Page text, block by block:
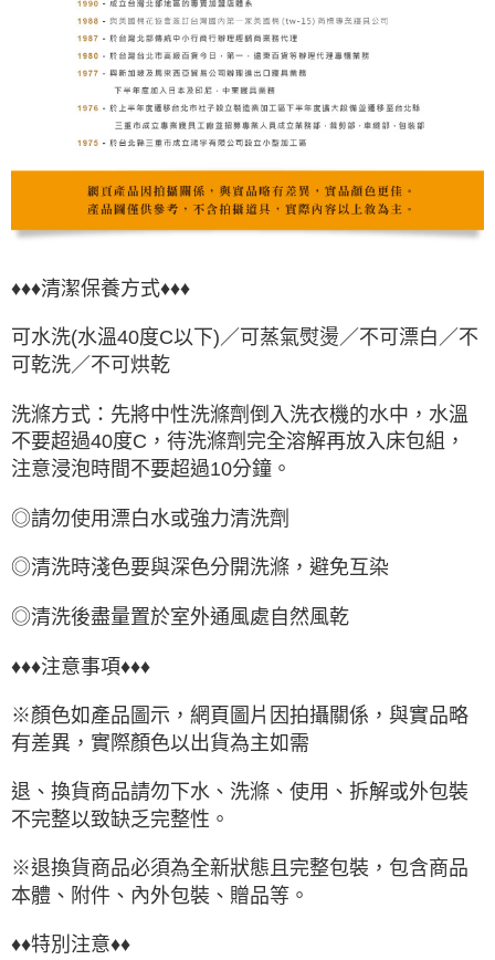
♦♦♦清潔保養方式♦♦♦
可水洗(水溫40度C以下)／可蒸氣熨燙／不可漂白／不
可乾洗／不可烘乾
洗滌方式：先將中性洗滌劑倒入洗衣機的水中，水溫
不要超過40度C，待洗滌劑完全溶解再放入床包組，
注意浸泡時間不要超過10分鐘。
◎請勿使用漂白水或強力清洗劑
◎清洗時淺色要與深色分開洗滌，避免互染
◎清洗後盡量置於室外通風處自然風乾
♦♦♦注意事項♦♦♦
※顏色如產品圖示，網頁圖片因拍攝關係，與實品略
有差異，實際顏色以出貨為主如需
退、換貨商品請勿下水、洗滌、使用、拆解或外包裝
不完整以致缺乏完整性。
※退換貨商品必須為全新狀態且完整包裝，包含商品
本體、附件、內外包裝、贈品等。
♦♦特別注意♦♦